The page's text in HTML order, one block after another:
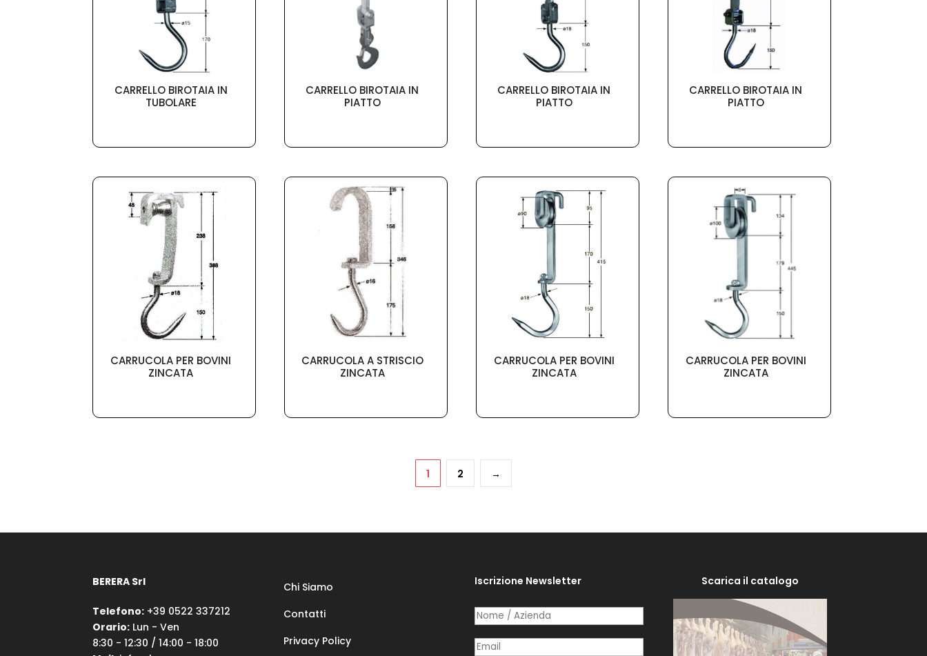
CARRELLO BIROTAIA IN
TUBOLARE
CARRELLO BIROTAIA IN
PIATTO
CARRELLO BIROTAIA IN
PIATTO
CARRELLO BIROTAIA IN
PIATTO
CARRUCOLA PER BOVINI
ZINCATA
CARRUCOLA A STRISCIO
ZINCATA
CARRUCOLA PER BOVINI
ZINCATA
CARRUCOLA PER BOVINI
ZINCATA
1 2 →
BERERA Srl
Telefono: +39 0522 337212
Orario: Lun - Ven
8:30 - 12:30 / 14:00 - 18:00
Chi Siamo
Contatti
Privacy Policy
Iscrizione Newsletter
Nome /​ Azienda
Posta elettronica
Scarica il catalogo